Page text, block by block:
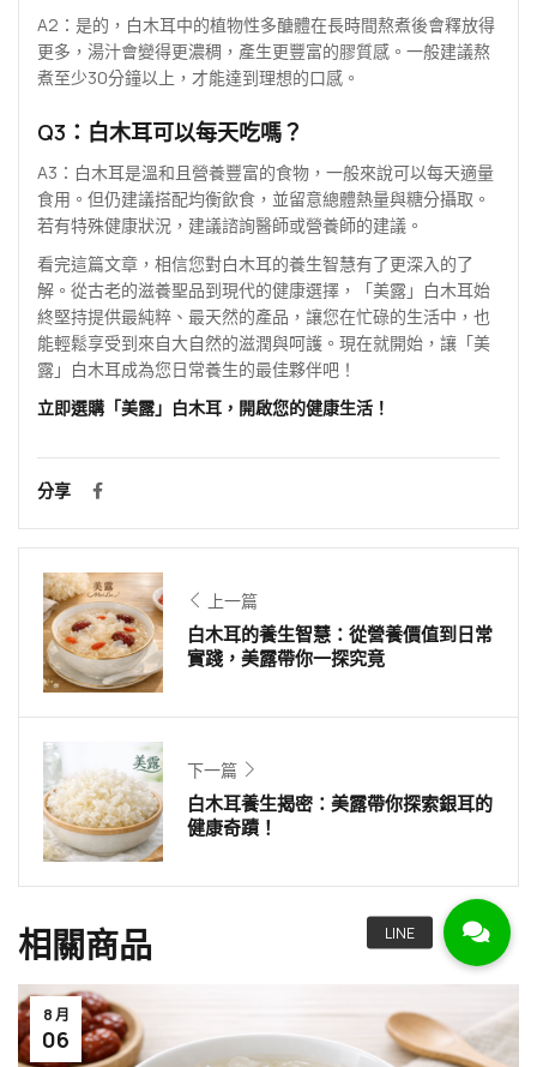
A2：是的，白木耳中的植物性多醣體在長時間熬煮後會釋放得
更多，湯汁會變得更濃稠，產生更豐富的膠質感。一般建議熬
煮至少30分鐘以上，才能達到理想的口感。
Q3：白木耳可以每天吃嗎？
A3：白木耳是溫和且營養豐富的食物，一般來說可以每天適量
食用。但仍建議搭配均衡飲食，並留意總體熱量與糖分攝取。
若有特殊健康狀況，建議諮詢醫師或營養師的建議。
看完這篇文章，相信您對白木耳的養生智慧有了更深入的了
解。從古老的滋養聖品到現代的健康選擇，「美露」白木耳始
終堅持提供最純粹、最天然的產品，讓您在忙碌的生活中，也
能輕鬆享受到來自大自然的滋潤與呵護。現在就開始，讓「美
露」白木耳成為您日常養生的最佳夥伴吧！
立即選購「美露」白木耳，開啟您的健康生活！
分享
上一篇
白木耳的養生智慧：從營養價值到日常
實踐，美露帶你一探究竟
下一篇
白木耳養生揭密：美露帶你探索銀耳的
健康奇蹟！
相關商品
8 月
06